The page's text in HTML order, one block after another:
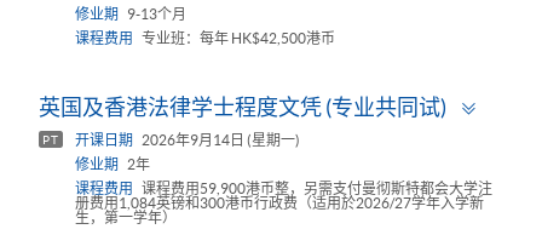
修业期
9-13个月
课程费用
专业班：每年 HK$42,500港币
英国及香港法律学士程度文凭 (专业共同试)
PT 开课日期
2026年9月14日 (星期一)
修业期
2年
课程费用
课程费用59,900港币整，另需支付曼彻斯特都会大学注
册费用1,084英镑和300港币行政费（适用於2026/27学年入学新
生，第一学年）